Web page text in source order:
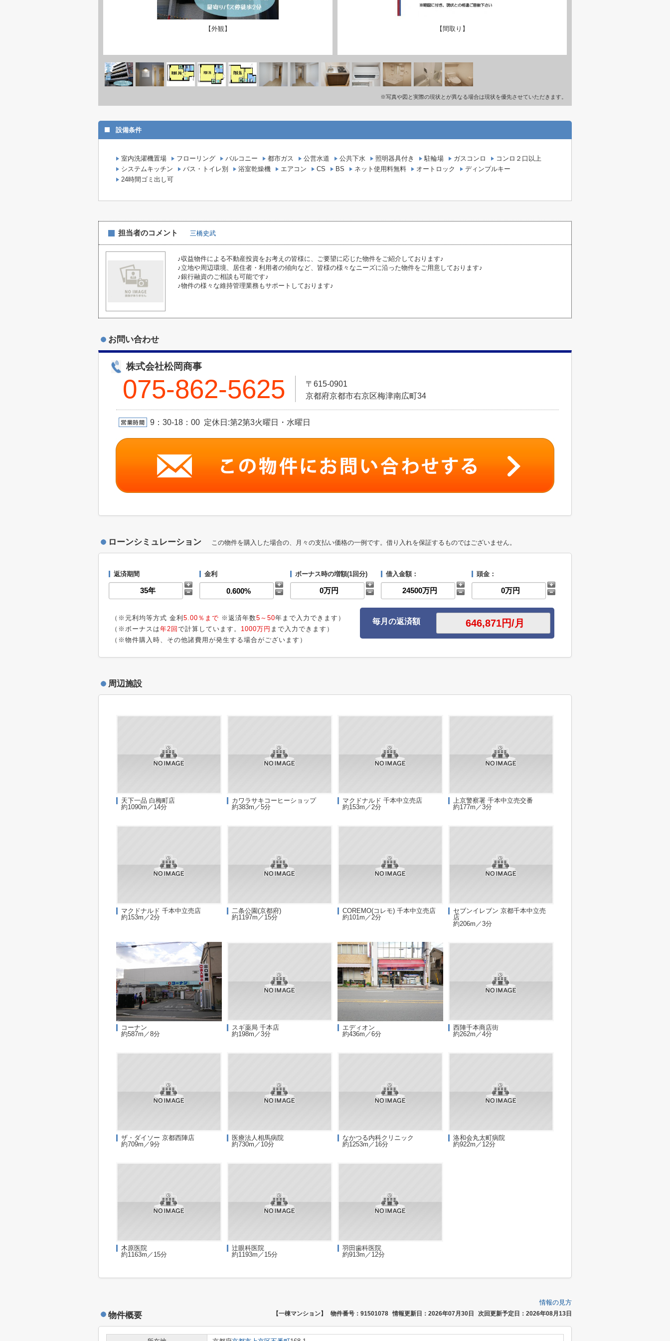
【外観】 【間取り】
※写真や図と実際の現状とが異なる場合は現状を優先させていただきます。
設備条件
室内洗濯機置場 フローリング バルコニー 都市ガス 公営水道 公共下水 照明器具付き 駐輪場 ガスコンロ
コンロ２口以上
システムキッチン
バス・トイレ別 浴室乾燥機 エアコン CS BS ネット使用料無料 オートロック
ディンプルキー
24時間ゴミ出し可
担当者のコメント 三橋史武
♪収益物件による不動産投資をお考えの皆様に、ご要望に応じた物件をご紹介しております♪
♪立地や周辺環境、居住者・利用者の傾向など、皆様の様々なニーズに沿った物件をご用意しております♪
♪銀行融資のご相談も可能です♪
♪物件の様々な維持管理業務もサポートしております♪
お問い合わせ
株式会社松岡商事
075-862-5625
〒615-0901
京都府京都市右京区梅津南広町34
9：30-18：00 定休日:第2第3火曜日・水曜日
ローンシミュレーション この物件を購入した場合の、月々の支払い価格の一例です。借り入れを保証するものではございません。
返済期間 金利 ボーナス時の増額(1回分) 借入金額： 頭金：
（※元利均等方式 金利 5.00％まで ※返済年数5～50年まで入力できます）
（※ボーナスは年2回 で計算しています。 1000万円 まで入力できます）
（※物件購入時、その他諸費用が発生する場合がございます）
毎月の返済額
周辺施設
天下一品 白梅町店
約1090m／14分
カワラサキコーヒーショップ
約383m／5分
マクドナルド 千本中立売店
約153m／2分
上京警察署 千本中立売交番
約177m／3分
マクドナルド 千本中立売店
約153m／2分
二条公園(京都府)
約1197m／15分
COREMO(コレモ) 千本中立売店
約101m／2分
セブンイレブン 京都千本中立売
店
約206m／3分
コーナン
約587m／8分
スギ薬局 千本店
約198m／3分
エディオン
約436m／6分
西陣千本商店街
約262m／4分
ザ・ダイソー 京都西陣店
約709m／9分
医療法人相馬病院
約730m／10分
なかつる内科クリニック
約1253m／16分
洛和会丸太町病院
約922m／12分
木原医院
約1163m／15分
辻眼科医院
約1193m／15分
羽田歯科医院
約913m／12分
情報の見方
物件概要 【一棟マンション】 物件番号：91501078 情報更新日：2026年07月30日 次回更新予定日：2026年08月13日